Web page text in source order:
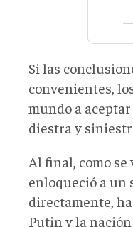
Si las
convenientes,
mundo a
diestra y
Al final, como
enloqueció a un
directamente,
Putin y la